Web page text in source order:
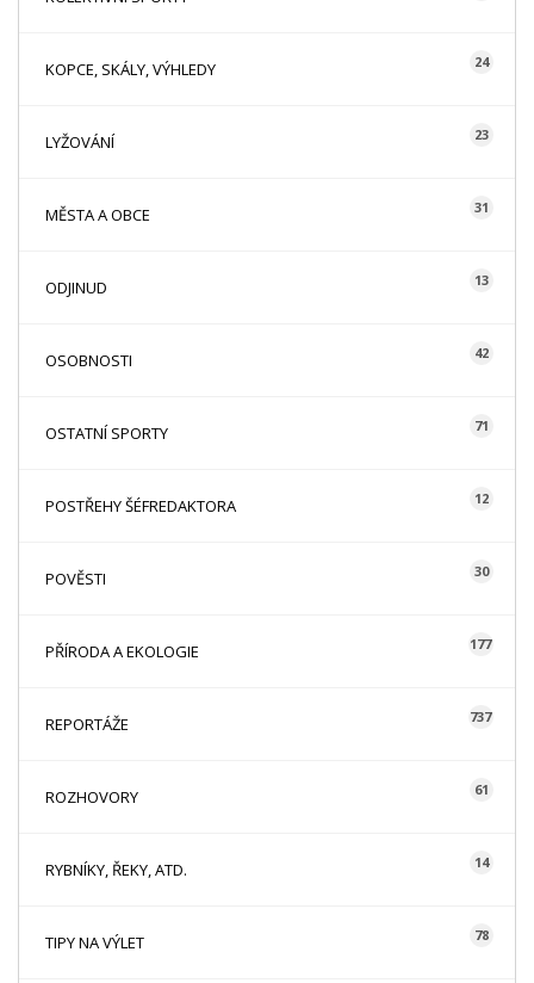
KOPCE, SKÁLY, VÝHLEDY 24
LYŽOVÁNÍ 23
MĚSTA A OBCE 31
ODJINUD 13
OSOBNOSTI 42
OSTATNÍ SPORTY 71
POSTŘEHY ŠÉFREDAKTORA 12
POVĚSTI 30
PŘÍRODA A EKOLOGIE 177
REPORTÁŽE 737
ROZHOVORY 61
RYBNÍKY, ŘEKY, ATD. 14
TIPY NA VÝLET 78